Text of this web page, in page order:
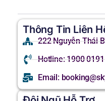
Thông Tin Liên
222 Nguyễn Thái
Hotline: 1900 0191
Email: